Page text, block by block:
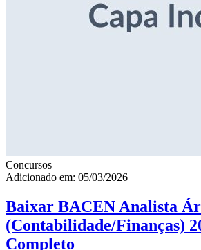
Concursos
Adicionado em: 05/03/2026
Baixar BACEN Analista
(Contabilidade/Finanças)
Completo